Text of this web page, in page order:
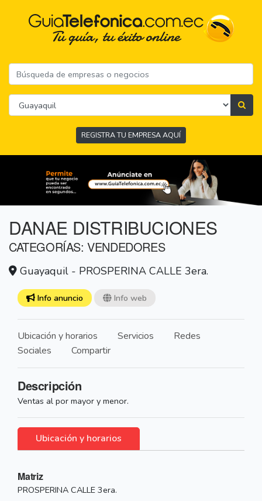
REGISTRA TU EMPRESA AQUÍ
DANAE DISTRIBUCIONES
CATEGORÍAS: VENDEDORES
Guayaquil - PROSPERINA CALLE 3era.
Info anuncio Info web
Ubicación y horarios Servicios
Redes
Sociales
Compartir
Descripción
Ventas al por mayor y menor.
Ubicación y horarios
Matriz
PROSPERINA CALLE 3era.